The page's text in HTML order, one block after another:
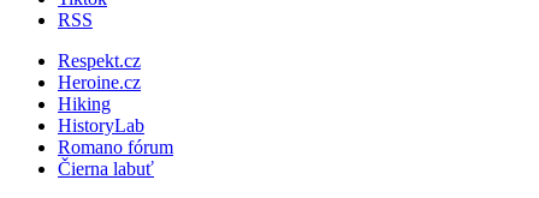
RSS
Respekt.cz
Heroine.cz
Hiking
HistoryLab
Romano fórum
Čierna labuť